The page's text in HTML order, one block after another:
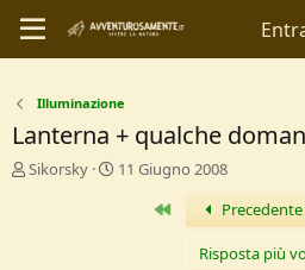
Illuminazione
Lanterna + qualche
C
Sikorsky
D11 Giugno 2008
Primo Precedente
Risposta più